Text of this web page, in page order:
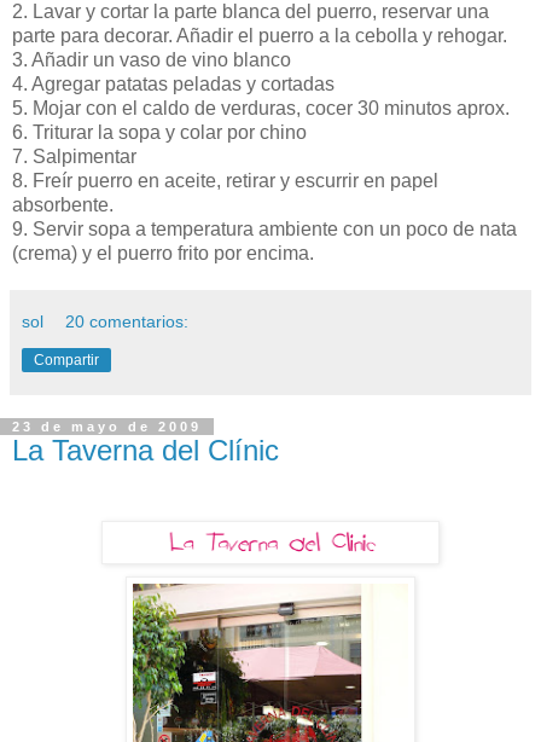
2. Lavar y cortar la parte blanca del puerro, reservar una
parte para decorar. Añadir el puerro a la cebolla y rehogar.
3. Añadir un vaso de vino blanco
4. Agregar patatas peladas y cortadas
5. Mojar con el caldo de verduras, cocer 30 minutos aprox.
6. Triturar la sopa y colar por chino
7. Salpimentar
8. Freír puerro en aceite, retirar y escurrir en papel
absorbente.
9. Servir sopa a temperatura ambiente con un poco de nata
(crema) y el puerro frito por encima.
sol 20 comentarios:
Compartir
23 de mayo de 2009
La Taverna del Clínic